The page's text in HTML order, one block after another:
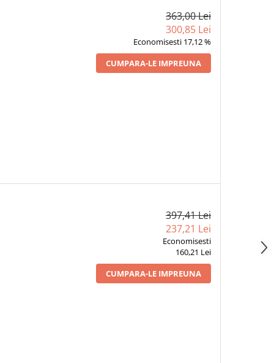
363,00 Lei
300,85 Lei
Economisesti 17,12 %
CUMPARA-LE IMPREUNA
397,41 Lei
237,21 Lei
Economisesti
160,21 Lei
CUMPARA-LE IMPREUNA